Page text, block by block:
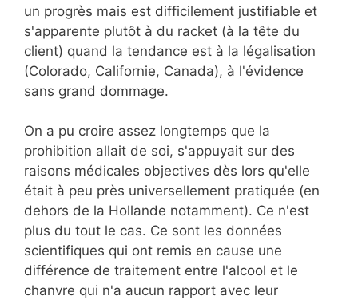
un progrès mais est difficilement justifiable et
s'apparente plutôt à du racket (à la tête du
client) quand la tendance est à la légalisation
(Colorado, Californie, Canada), à l'évidence
sans grand dommage.
On a pu croire assez longtemps que la
prohibition allait de soi, s'appuyait sur des
raisons médicales objectives dès lors qu'elle
était à peu près universellement pratiquée (en
dehors de la Hollande notamment). Ce n'est
plus du tout le cas. Ce sont les données
scientifiques qui ont remis en cause une
différence de traitement entre l'alcool et le
chanvre qui n'a aucun rapport avec leur